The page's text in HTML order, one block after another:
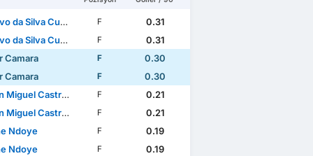
da Silva Cunha F
0.31
da Silva Cunha
F
0.31
Camara
F
0.30
Camara
F
0.30
Castro Oliveira
F
0.21
Castro Oliveira
F
0.21
Ndoye
F
0.19
Ndoye
F
0.19